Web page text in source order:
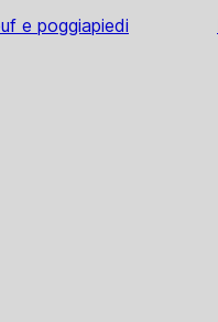
e poggiapiedi